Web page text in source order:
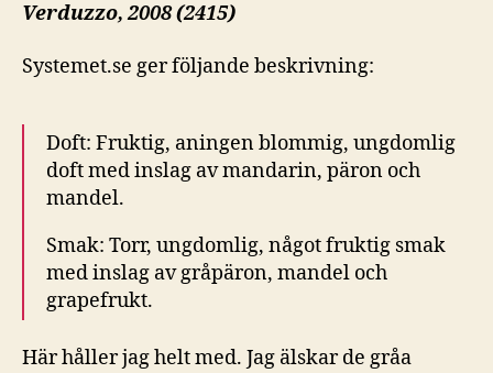
Verduzzo, 2008 (2415)
Systemet.se ger följande beskrivning:
Doft: Fruktig, aningen blommig, ungdomlig
doft med inslag av mandarin, päron och
mandel.
Smak: Torr, ungdomlig, något fruktig smak
med inslag av gråpäron, mandel och
grapefrukt.
Här håller jag helt med. Jag älskar de gråa